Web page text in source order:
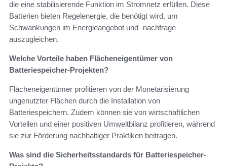
die eine stabilisierende Funktion im Stromnetz erfüllen. Diese
Batterien bieten Regelenergie, die benötigt wird, um
Schwankungen im Energieangebot und -nachfrage
auszugleichen.
Welche Vorteile haben Flächeneigentümer von
Batteriespeicher-Projekten?
Flächeneigentümer profitieren von der Monetarisierung
ungenutzter Flächen durch die Installation von
Batteriespeichern. Zudem können sie von wirtschaftlichen
Vorteilen und einer positiven Umweltbilanz profitieren, während
sie zur Förderung nachhaltiger Praktiken beitragen.
Was sind die Sicherheitsstandards für Batteriespeicher-